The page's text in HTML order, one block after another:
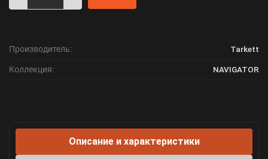
Производитель: Tarkett
Коллекция: NAVIGATOR
Описание и характеристики